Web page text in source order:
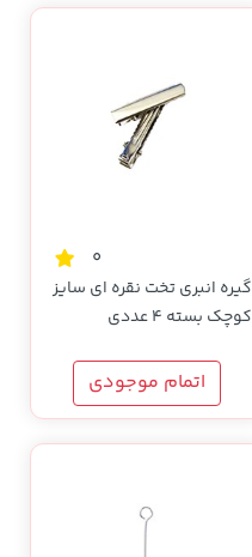
0
گیره انبری تخت نقره ای سایز
کوچک بسته 4 عددی
اتمام موجودی